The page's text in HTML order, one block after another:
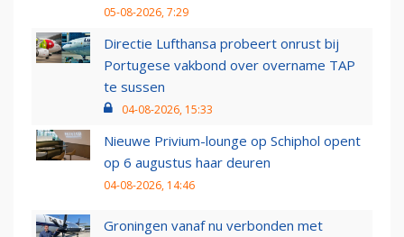
05-08-2026, 7:29
Directie Lufthansa probeert onrust bij
Portugese vakbond over overname TAP
te sussen
04-08-2026, 15:33
Nieuwe Privium-lounge op Schiphol opent
op 6 augustus haar deuren
04-08-2026, 14:46
Groningen vanaf nu verbonden met